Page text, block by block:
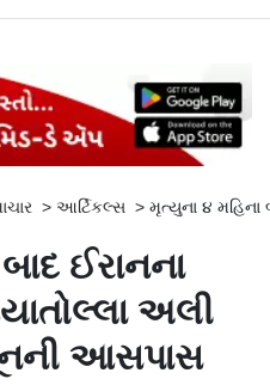
> આર્ટિકલ્સ > મૃત્યુના ૪
ઈરાનના
અલી
આસપાસ